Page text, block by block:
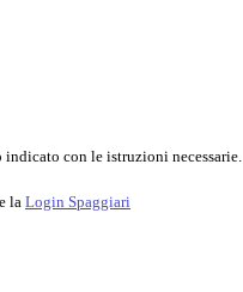
con le istruzioni necessarie.
la Login Spaggiari